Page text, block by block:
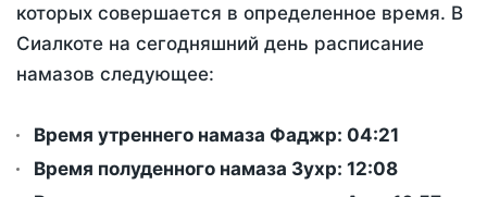
которых совершается в определенное время. В
Сиалкоте на сегодняшний день расписание
намазов следующее:
Время утреннего намаза Фаджр: 04:21
Время полуденного намаза Зухр: 12:08